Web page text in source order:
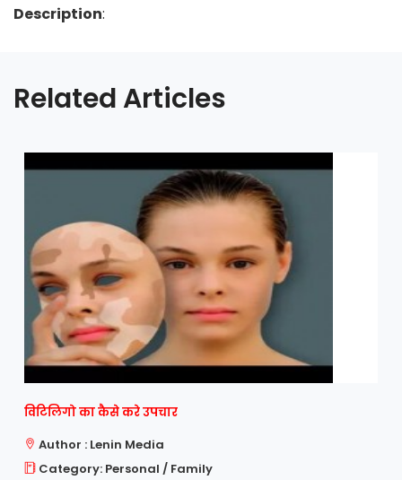
Description:
Related Articles
विटिलिगो का कैसे करे उपचार
Author : Lenin Media
Category: Personal / Family